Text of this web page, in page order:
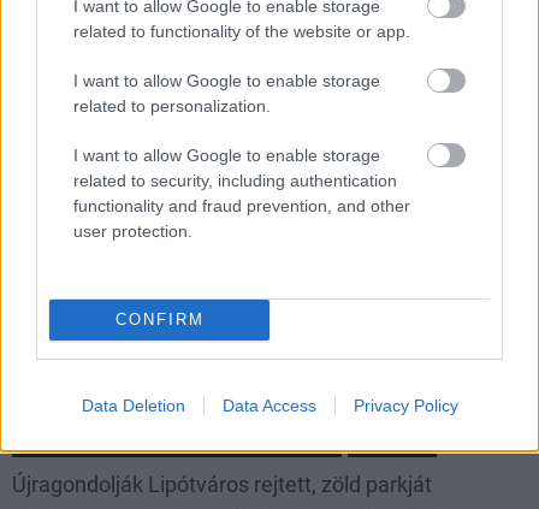
I want to allow Google to enable storage
related to functionality of the website or app.
I want to allow Google to enable storage
related to personalization.
I want to allow Google to enable storage
related to security, including authentication
functionality and fraud prevention, and other
user protection.
CONFIRM
Data Deletion Data Access Privacy Policy
MAGYAR ÉPÍTŐK
Belváros-Lipótváros
játszótér
Újragondolják Lipótváros rejtett, zöld parkját